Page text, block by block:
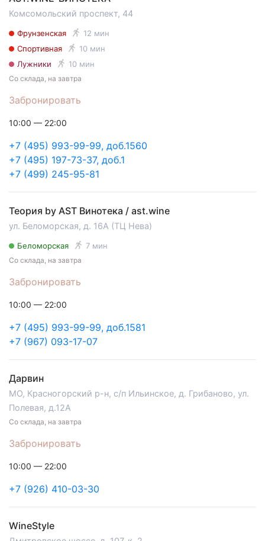
Комсомольский проспект, 44
Фрунзенская
12 мин
Спортивная
10 мин
Лужники
10 мин
Забронировать
Со склада, на завтра
+7 (495) 993-99-99, доб.1560
+7 (495) 197-73-37, доб.1
+7 (499) 245-95-81
10:00 — 22:00
Теория by AST Винотека / ast.wine
ул. Беломорская, д. 16А (ТЦ Нева)
Беломорская 7 мин
Забронировать
Со склада, на завтра
+7 (495) 993-99-99, доб.1581
+7 (967) 093-17-07
10:00 — 22:00
Дарвин
МО, Красногорский р-н, с/п Ильинское, д. Грибаново, ул.
Полевая, д.12А
Забронировать
Со склада, на завтра
+7 (926) 410-03-30
10:00 — 22:00
WineStyle